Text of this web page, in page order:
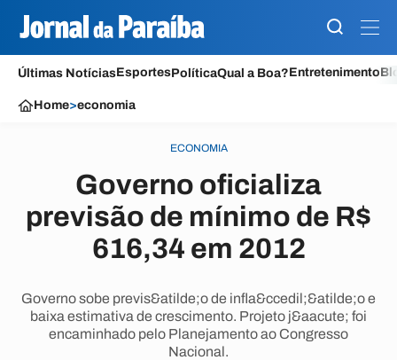
Últimas NotíciasEsportesPolíticaQual a Boa?Entretenimento
Home>economia
ECONOMIA
Governo oficializa
previsão de mínimo de R$
616,34 em 2012
Governo sobe previs&atilde;o de infla&ccedil;&atilde;o e
baixa estimativa de crescimento. Projeto j&aacute; foi
encaminhado pelo Planejamento ao Congresso
Nacional.